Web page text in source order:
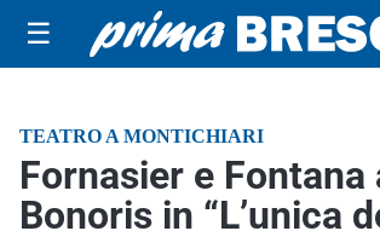
☰
TEATRO A MONTICHIARI
Fornasier e Fontana
Bonoris in “L’unica